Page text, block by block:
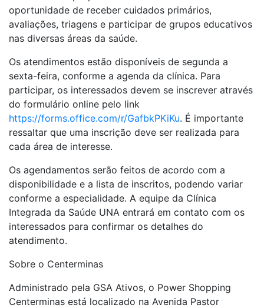
oportunidade de receber cuidados primários,
avaliações, triagens e participar de grupos educativos
nas diversas áreas da saúde.
Os atendimentos estão disponíveis de segunda a
sexta-feira, conforme a agenda da clínica. Para
participar, os interessados devem se inscrever através
do formulário online pelo link
https://forms.office.com/r/GafbkPKiKu. É importante
ressaltar que uma inscrição deve ser realizada para
cada área de interesse.
Os agendamentos serão feitos de acordo com a
disponibilidade e a lista de inscritos, podendo variar
conforme a especialidade. A equipe da Clínica
Integrada da Saúde UNA entrará em contato com os
interessados para confirmar os detalhes do
atendimento.
Sobre o Centerminas
Administrado pela GSA Ativos, o Power Shopping
Centerminas está localizado na Avenida Pastor